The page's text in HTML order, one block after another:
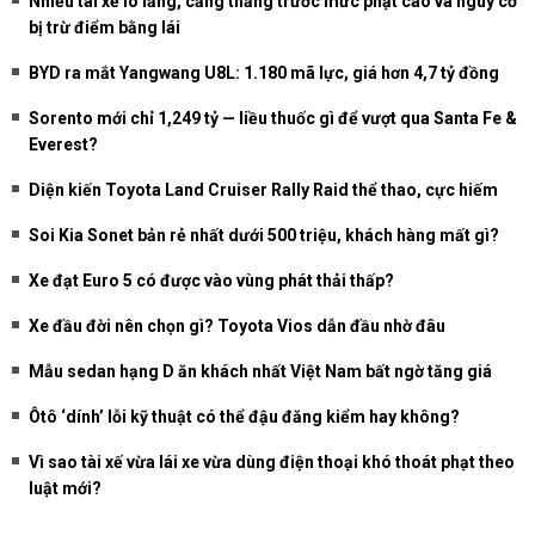
bị trừ điểm bằng lái
BYD ra mắt Yangwang U8L: 1.180 mã lực, giá hơn 4,7 tỷ đồng
Sorento mới chỉ 1,249 tỷ — liều thuốc gì để vượt qua Santa Fe &
Everest?
Diện kiến Toyota Land Cruiser Rally Raid thể thao, cực hiếm
Soi Kia Sonet bản rẻ nhất dưới 500 triệu, khách hàng mất gì?
Xe đạt Euro 5 có được vào vùng phát thải thấp?
Xe đầu đời nên chọn gì? Toyota Vios dẫn đầu nhờ đâu
Mẫu sedan hạng D ăn khách nhất Việt Nam bất ngờ tăng giá
Ôtô ‘dính’ lỗi kỹ thuật có thể đậu đăng kiểm hay không?
Vì sao tài xế vừa lái xe vừa dùng điện thoại khó thoát phạt theo
luật mới?